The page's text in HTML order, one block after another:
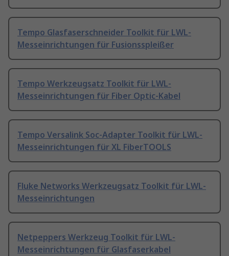
Tempo Glasfaserschneider Toolkit für LWL-
Messeinrichtungen für Fusionsspleißer
Tempo Werkzeugsatz Toolkit für LWL-
Messeinrichtungen für Fiber Optic-Kabel
Tempo Versalink Soc-Adapter Toolkit für LWL-
Messeinrichtungen für XL FiberTOOLS
Fluke Networks Werkzeugsatz Toolkit für LWL-
Messeinrichtungen
Netpeppers Werkzeug Toolkit für LWL-
Messeinrichtungen für Glasfaserkabel